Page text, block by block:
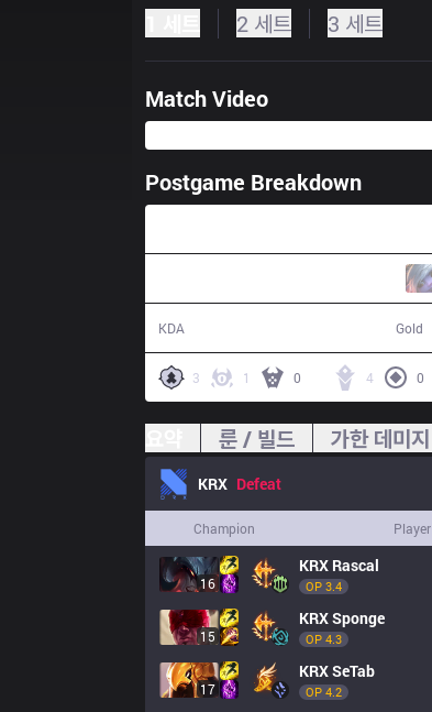
2 세트 3 세트
Match Video
Postgame Breakdown
KDA Gold
3 1 0 4 0
룬 / 빌드 가한 데미지
KRX Defeat
Champion Player
16
KRX Rascal
OP 3.4
15
KRXSponge
OP 4.3
17
KRXSeTab
OP 4.2